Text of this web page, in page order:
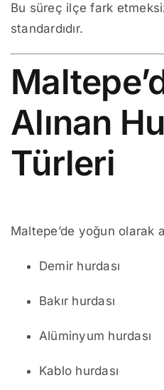
Bu süreç ilçe fark
standardıdır.
Alınan
Türleri
Maltepe’de yoğun olarak
Demir hurdası
Bakır hurdası
Alüminyum hurdası
Kablo hurdası